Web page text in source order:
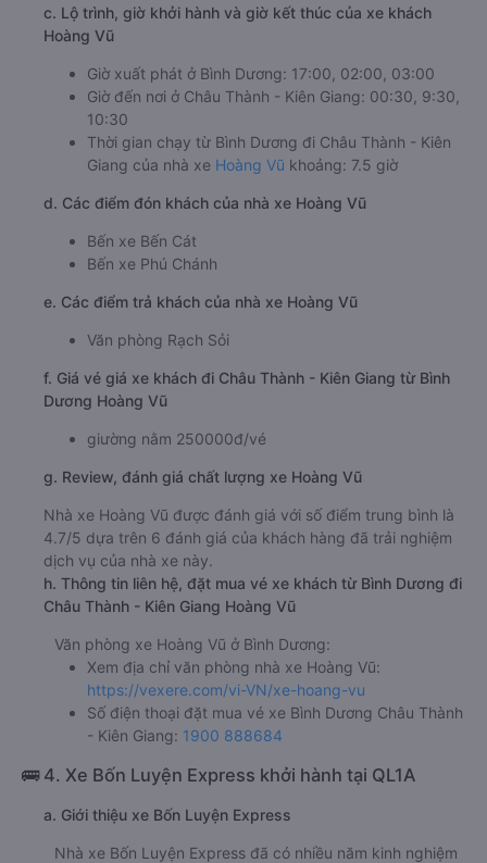
c. Lộ trình, giờ khởi hành và giờ kết thúc của xe khách
Hoàng Vũ
Giờ xuất phát ở Bình Dương: 17:00, 02:00, 03:00
Giờ đến nơi ở Châu Thành - Kiên Giang: 00:30, 9:30,
10:30
Thời gian chạy từ Bình Dương đi Châu Thành - Kiên
Giang của nhà xe Hoàng Vũ khoảng: 7.5 giờ
d. Các điểm đón khách của nhà xe Hoàng Vũ
Bến xe Bến Cát
Bến xe Phú Chánh
e. Các điểm trả khách của nhà xe Hoàng Vũ
Văn phòng Rạch Sỏi
f. Giá vé giá xe khách đi Châu Thành - Kiên Giang từ Bình
Dương Hoàng Vũ
giường nằm 250000đ/vé
g. Review, đánh giá chất lượng xe Hoàng Vũ
Nhà xe Hoàng Vũ được đánh giá với số điểm trung bình là
4.7/5 dựa trên 6 đánh giá của khách hàng đã trải nghiệm
dịch vụ của nhà xe này.
h. Thông tin liên hệ, đặt mua vé xe khách từ Bình Dương đi
Châu Thành - Kiên Giang Hoàng Vũ
Văn phòng xe Hoàng Vũ ở Bình Dương:
Xem địa chỉ văn phòng nhà xe Hoàng Vũ:
https://vexere.com/vi-VN/xe-hoang-vu
Số điện thoại đặt mua vé xe Bình Dương Châu Thành
- Kiên Giang: 1900 888684
🚌 4. Xe Bốn Luyện Express khởi hành tại QL1A
a. Giới thiệu xe Bốn Luyện Express
Nhà xe Bốn Luyện Express đã có nhiều năm kinh nghiệm